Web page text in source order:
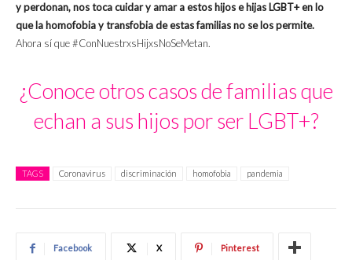
y perdonan, nos toca cuidar y amar a estos hijos e hijas LGBT+ en lo
que la homofobia y transfobia de estas familias no se los permite.
Ahora sí que #ConNuestrxsHijxsNoSeMetan.
¿Conoce otros casos de familias que
echan a sus hijos por ser LGBT+?
TAGS Coronavirus discriminación homofobia pandemia
Facebook X Pinterest